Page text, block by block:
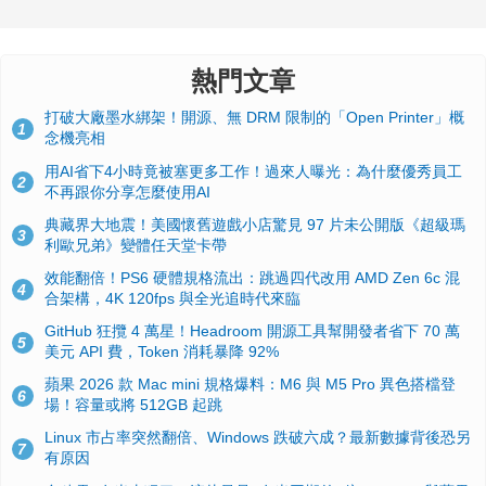
熱門文章
1
打破大廠墨水綁架！開源、無 DRM 限制的「Open Printer」概
念機亮相
2
用AI省下4小時竟被塞更多工作！過來人曝光：為什麼優秀員工
不再跟你分享怎麼使用AI
3
典藏界大地震！美國懷舊遊戲小店驚見 97 片未公開版《超級瑪
利歐兄弟》變體任天堂卡帶
4
效能翻倍！PS6 硬體規格流出：跳過四代改用 AMD Zen 6c 混
合架構，4K 120fps 與全光追時代來臨
5
GitHub 狂攬 4 萬星！Headroom 開源工具幫開發者省下 70 萬
美元 API 費，Token 消耗暴降 92%
6
蘋果 2026 款 Mac mini 規格爆料：M6 與 M5 Pro 異色搭檔登
場！容量或將 512GB 起跳
7
Linux 市占率突然翻倍、Windows 跌破六成？最新數據背後恐另
有原因